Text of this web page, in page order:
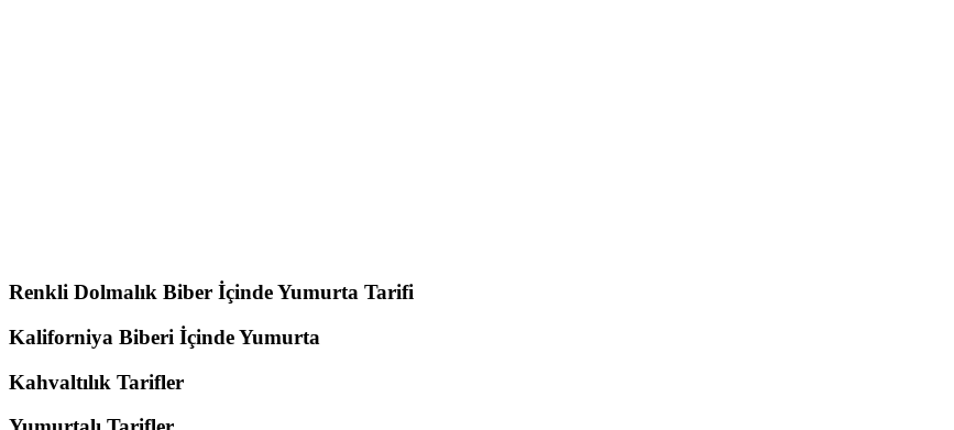
Renkli Dolmalık Biber İçinde Yumurta Tarifi
Kaliforniya Biberi İçinde Yumurta
Kahvaltılık Tarifler